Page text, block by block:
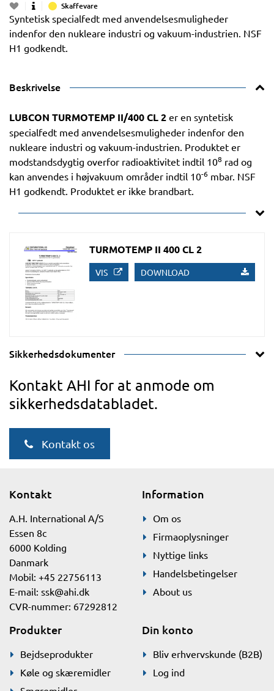
Skaffevare
Syntetisk specialfedt med anvendelsesmuligheder
indenfor den nukleare industri og vakuum-industrien. NSF
H1 godkendt.
Beskrivelse
LUBCON TURMOTEMP II/400 CL 2 er en syntetisk
specialfedt med anvendelsesmuligheder indenfor den
nukleare industri og vakuum-industrien. Produktet er
modstandsdygtig overfor radioaktivitet indtil 108 rad og
kan anvendes i højvakuum områder indtil 10-6 mbar. NSF
H1 godkendt. Produktet er ikke brandbart.
TURMOTEMP II 400 CL 2
VIS DOWNLOAD
Sikkerhedsdokumenter
Kontakt AHI for at anmode om
sikkerhedsdatabladet.
Kontakt os
Kontakt
A.H. International A/S
Essen 8c
6000 Kolding
Danmark
Mobil: +45 22756113
E-mail: ssk@ahi.dk
CVR-nummer: 67292812
Information
Om os
Firmaoplysninger
Nyttige links
Handelsbetingelser
About us
Produkter
Bejdseprodukter
Køle og skæremidler
Din konto
Bliv erhvervskunde (B2B)
Log ind